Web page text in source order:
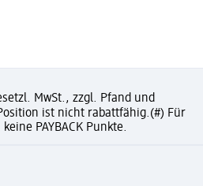
MwSt., zzgl. Pfand und
ist nicht rabattfähig.(#) Für
PAYBACK Punkte.